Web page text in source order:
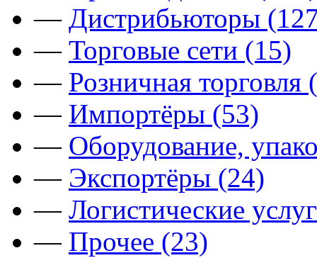
— Дистрибьюторы
— Торговые сети (15)
— Розничная торговля
— Импортёры (53)
— Оборудование,
— Экспортёры (24)
— Логистические
— Прочее (23)